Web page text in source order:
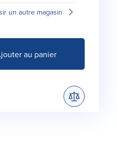
un autre magasin
au panier